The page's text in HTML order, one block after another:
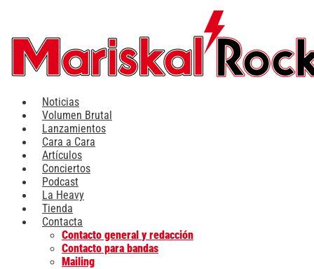
contenido
Noticias
Volumen Brutal
Lanzamientos
Cara a Cara
Artículos
Conciertos
Podcast
La Heavy
Tienda
Contacta
Contacto general y redacción
Contacto para bandas
Mailing